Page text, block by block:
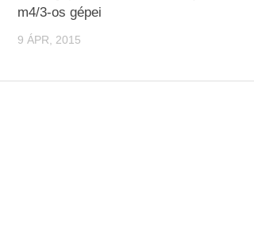
m4/3-os gépei
9 ÁPR, 2015